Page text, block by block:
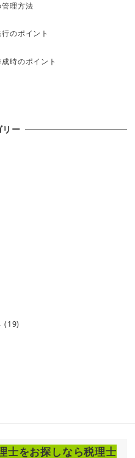
理方法
のポイント
時のポイント
リー
(19)
士をお探しなら税理士